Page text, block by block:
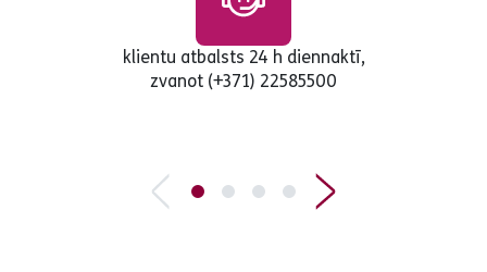
klientu atbalsts 24 h diennaktī,
zvanot (+371) 22585500